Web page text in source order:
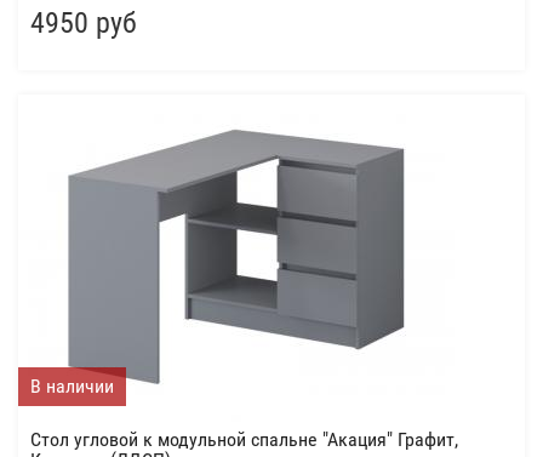
4950 руб
В наличии
Стол угловой к модульной спальне "Акация" Графит,